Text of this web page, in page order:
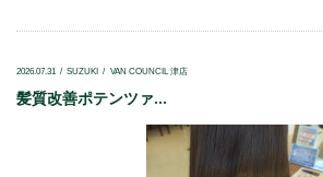
2026.07.31 SUZUKI VAN COUNCIL 津店
髪質改善ポテンツァ...